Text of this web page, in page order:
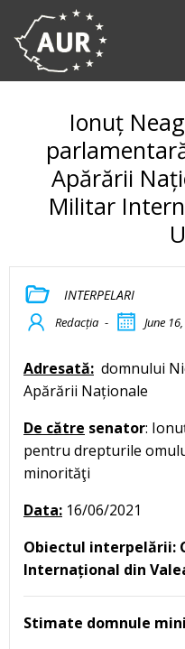
Ionuț
Apărării
Militar
INTERPELARI
Redacția - June
Adresată: domnului
Apărării Naționale
De către senator:
pentru drepturile
minorităţi
Data: 16/06/2021
Obiectul interpelării:
Internațional din
Stimate domnule